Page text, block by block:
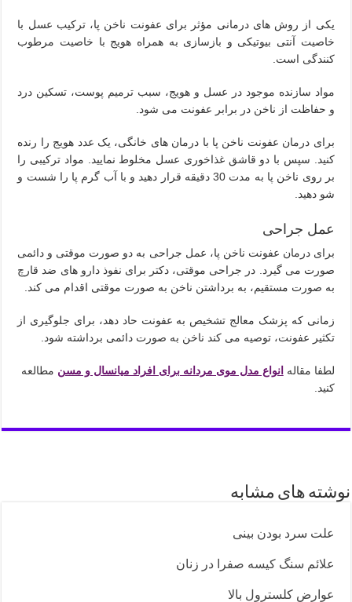
یکی از روش های درمانی مؤثر برای عفونت ناخن پا، ترکیب عسل با
خاصیت آنتی بیوتیکی و بازسازی به همراه هویج با خاصیت مرطوب
کنندگی است.
مواد سازنده موجود در عسل و هویج، سبب ترمیم پوست، تسکین درد
و حفاظت از ناخن در برابر عفونت می شود.
برای درمان عفونت ناخن پا با درمان های خانگی، یک عدد هویج را رنده
کنید. سپس با دو قاشق غذاخوری عسل مخلوط نمایید. مواد ترکیبی را
بر روی ناخن پا به مدت 30 دقیقه قرار دهید و با آب گرم پا را شست و
شو دهید.
عمل جراحی
برای درمان عفونت ناخن پا، عمل جراحی به دو صورت موقتی و دائمی
صورت می گیرد. در جراحی موقتی، دکتر برای نفوذ دارو های ضد قارچ
به صورت مستقیم، به برداشتن ناخن به صورت موقتی اقدام می کند.
زمانی که پزشک معالج تشخیص به عفونت حاد دهد، برای جلوگیری از
تکثیر عفونت، توصیه می کند ناخن به صورت دائمی برداشته شود.
لطفا مقاله انواع مدل موی مردانه برای افراد میانسال و مسن مطالعه
کنید.
نوشته های مشابه
علت سرد بودن بینی
علائم سنگ کیسه صفرا در زنان
عوارض کلسترول بالا